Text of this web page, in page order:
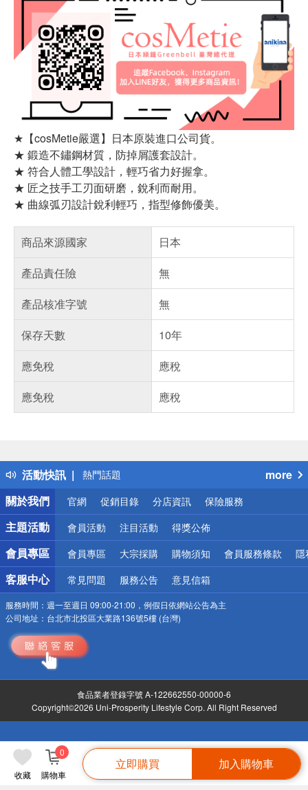
收藏 購物車
0
立即購買 加入購物車
★【cosMetie嚴選】日本原裝進口公司貨。
★ 鍛造不鏽鋼材質，防掉屑護套設計。
★ 符合人體工學設計，輕巧省力好握拿。
★ 匠之技手工刃面研磨，銳利而耐用。
★ 曲線弧刃設計銳利輕巧，指型修飾優美。
商品來源國家
日本
產品責任險
無
產品核准字號
無
保存天數
10年
應免稅
應稅
應免稅
應稅
活動快訊
得獎公告
熱門話題
銀行優惠
偏遠地區配送
詐騙網頁！請小心！
more
關於我們
官網 促銷目錄 分店資訊 保險服務
主題活動 會員活動 注目活動 得獎公佈
會員專區 會員專區 大宗採購 購物須知 會員服務條款 隱
客服中心 常見問題 服務公告 意見信箱
服務時間： 週一至週日 09:00-21:00，例假日依網站公告為主
公司地址： 台北市北投區大業路136號5樓 (台灣)
食品業者登錄字號 A-122662550-00000-6
Copyright©2026 Uni-Prosperity Lifestyle Corp. All Right Reserved